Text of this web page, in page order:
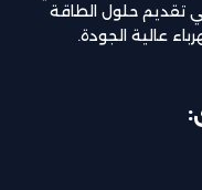
تقديم حلول الطاقة
عالية الجودة.